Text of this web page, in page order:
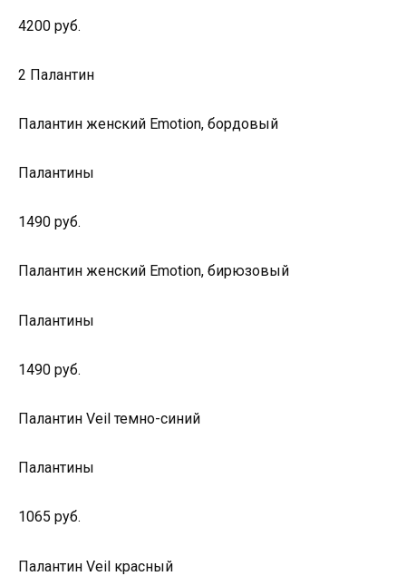
4200 руб.
2 Палантин
Палантин женский Emotion, бордовый
Палантины
1490 руб.
Палантин женский Emotion, бирюзовый
Палантины
1490 руб.
Палантин Veil темно-синий
Палантины
1065 руб.
Палантин Veil красный